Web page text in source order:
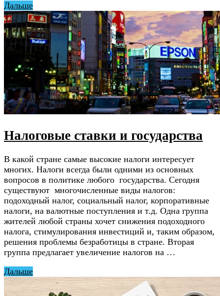
Дальше
Налоговые ставки и государства
В какой стране самые высокие налоги интересует
многих. Налоги всегда были одними из основных
вопросов в политике любого государства. Сегодня
существуют многочисленные виды налогов:
подоходный налог, социальный налог, корпоративные
налоги, на валютные поступления и т.д. Одна группа
жителей любой страны хочет снижения подоходного
налога, стимулирования инвестиций и, таким образом,
решения проблемы безработицы в стране. Вторая
группа предлагает увеличение налогов на …
Дальше